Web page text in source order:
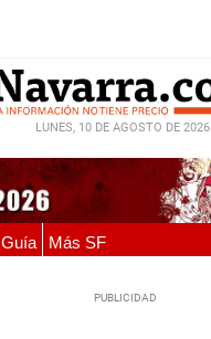
LUNES, 10 DE AGOSTO DE 2026
Guía Más SF